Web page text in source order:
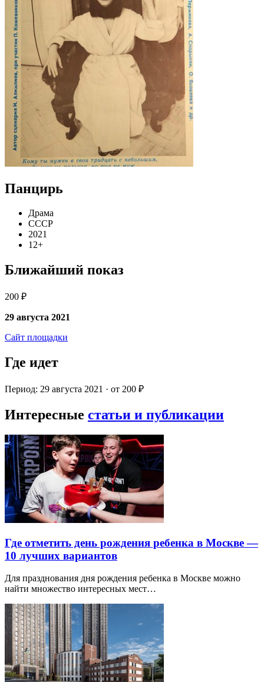
Панцирь
Драма
СССР
2021
12+
Ближайший показ
200 ₽
29 августа 2021
Сайт площадки
Где идет
Период: 29 августа 2021 · от 200 ₽
Интересные статьи и публикации
Где отметить день рождения ребенка в Москве —
10 лучших вариантов
Для празднования дня рождения ребенка в Москве можно
найти множество интересных мест…